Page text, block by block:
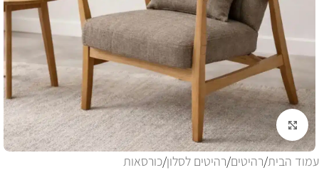
לחצו להגדלה
עמוד הבית/רהיטים/רהיטים לסלון/כורסאות